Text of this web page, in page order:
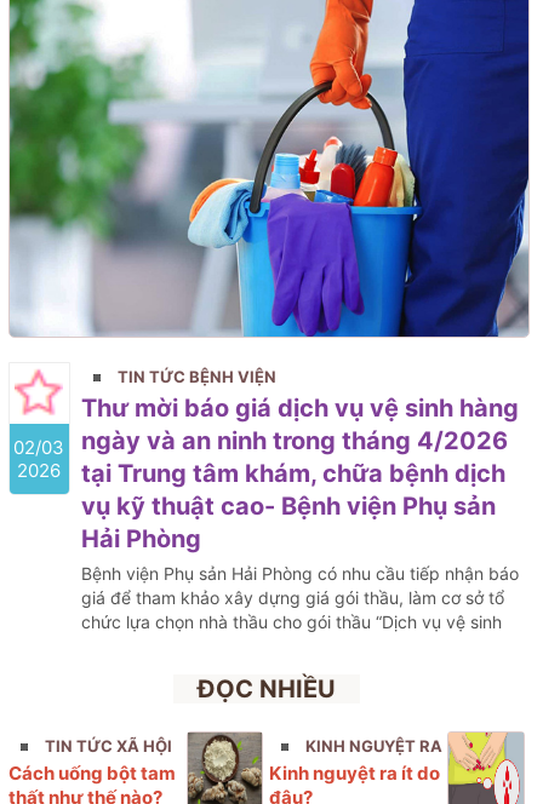
02/03
2026
TIN TỨC BỆNH VIỆN
Thư mời báo giá dịch vụ vệ sinh hàng
ngày và an ninh trong tháng 4/2026
tại Trung tâm khám, chữa bệnh dịch
vụ kỹ thuật cao- Bệnh viện Phụ sản
Hải Phòng
Bệnh viện Phụ sản Hải Phòng có nhu cầu tiếp nhận báo
giá để tham khảo xây dựng giá gói thầu, làm cơ sở tổ
chức lựa chọn nhà thầu cho gói thầu “Dịch vụ vệ sinh
khám, chữa bệnh dịch vụ kỹ thuật cao- Bệnh viện Phụ
sản Hải Phòng” với nội dung cụ thể như sau
ĐỌC NHIỀU
TIN TỨC XÃ HỘI
Cách uống bột tam
thất như thế nào?
KINH NGUYỆT RA
ÍT
Kinh nguyệt ra ít do
đâu?